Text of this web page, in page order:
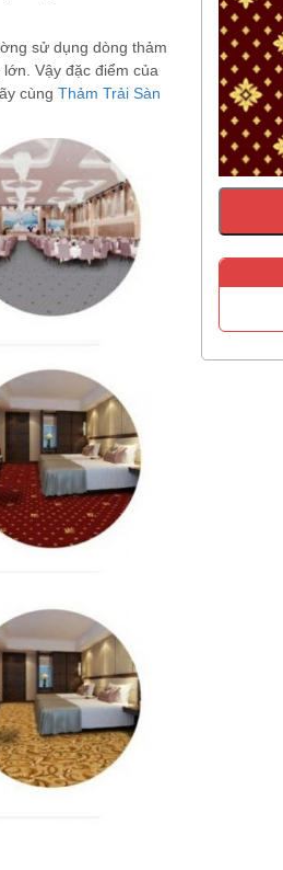
sử dụng dòng thảm
Vậy đặc điểm của
cùng Thảm Trải Sàn